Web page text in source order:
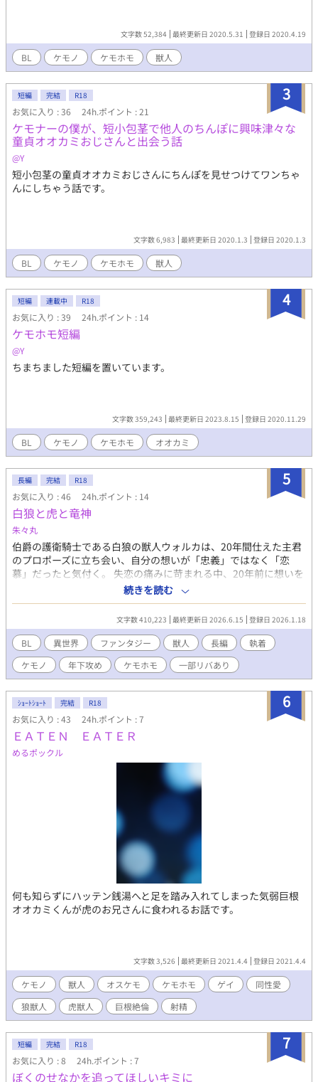
文字数 52,384 最終更新日 2020.5.31 登録日 2020.4.19
BL ケモノ ケモホモ 獣人
3
短編 完結 R18
お気に入り : 36 24h.ポイント : 21
ケモナーの僕が、短小包茎で他人のちんぽに興味津々な
童貞オオカミおじさんと出会う話
@Y
短小包茎の童貞オオカミおじさんにちんぽを見せつけてワンちゃ
んにしちゃう話です。
文字数 6,983 最終更新日 2020.1.3 登録日 2020.1.3
BL ケモノ ケモホモ 獣人
4
短編 連載中 R18
お気に入り : 39 24h.ポイント : 14
ケモホモ短編
@Y
ちまちました短編を置いています。
文字数 359,243 最終更新日 2023.8.15 登録日 2020.11.29
BL ケモノ ケモホモ オオカミ
5
長編 完結 R18
お気に入り : 46 24h.ポイント : 14
白狼と虎と竜神
朱々丸
伯爵の護衛騎士である白狼の獣人ウォルカは、20年間仕えた主君
のプロポーズに立ち会い、自分の想いが「忠義」ではなく「恋
慕」だったと気付く。 失恋の痛みに苛まれる中、20年前に想いを
拗らせたまま別離してしまった虎の獣人ティーガが、場末の娼館
で娼夫として働いていると知る。その誇りを捨てた姿に衝撃を受
けながらも、抑えきれない渇望に突き動かされて…。 女が圧倒的
に少ないファンタジー世界が舞台。 獣人とヒト族が混じって暮ら
しています。 ※マークにはリバや他×メインキャラの描写があり
ますので、ご注意ください。 ムーンライトノベルズさんにも順次
掲載しております。
続きを読む
文字数 410,223 最終更新日 2026.6.15 登録日 2026.1.18
BL 異世界 ファンタジー 獣人 長編
執着
ケモノ
年下攻め ケモホモ 一部リバあり
6
ｼｮｰﾄｼｮｰﾄ 完結 R18
お気に入り : 43 24h.ポイント : 7
ＥＡＴＥＮ ＥＡＴＥＲ
めるポックル
何も知らずにハッテン銭湯へと足を踏み入れてしまった気弱巨根
オオカミくんが虎のお兄さんに食われるお話です。
文字数 3,526 最終更新日 2021.4.4 登録日 2021.4.4
ケモノ 獣人 オスケモ ケモホモ ゲイ
同性愛
狼獣人
虎獣人 巨根絶倫 射精
7
短編 完結 R18
お気に入り : 8 24h.ポイント : 7
ぼくのせなかを追ってほしいキミに